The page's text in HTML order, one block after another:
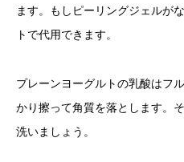
ます。もしピーリングジェルが
トで代用できます。
プレーンヨーグルトの乳酸はフ
かり擦って角質を落とします。
洗いましょう。